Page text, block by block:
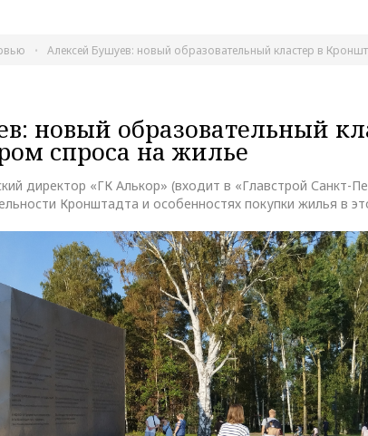
Алексей Бушуев: новый образовательный кластер в
новый образовательный
спроса на жилье
директор «ГК Алькор» (входит в «Главстрой Санкт-
Кронштадта и особенностях покупки жилья в